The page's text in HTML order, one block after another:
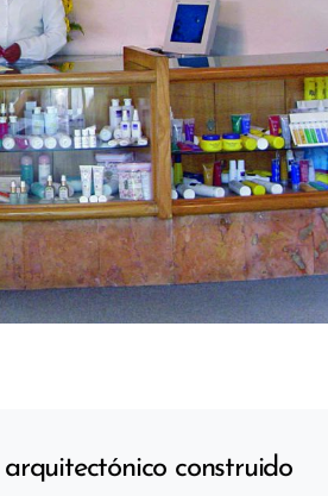
construido